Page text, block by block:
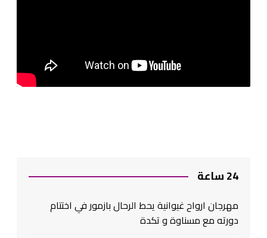
24 ساعة
مهرجان ارواح غيوانية يحط الرحال بازمور في اختتام
دورته مع مسناوة و تكدة